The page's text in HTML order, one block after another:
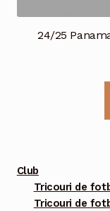
24/25
Club
Tricouri de
Tricouri de